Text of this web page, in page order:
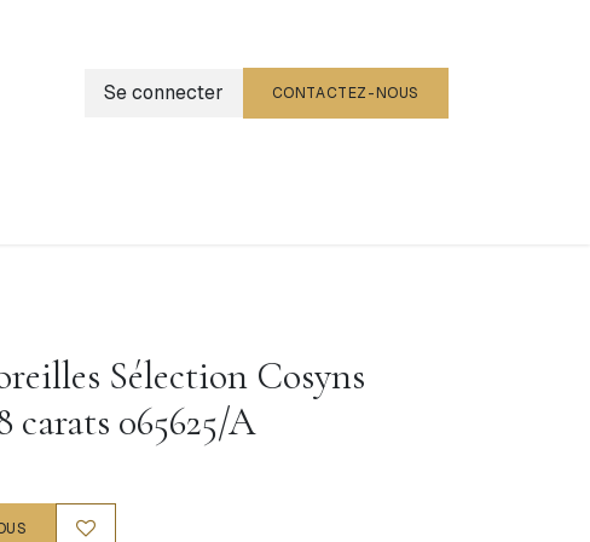
Se connecter CONTACTEZ-NOUS
Sélection Cosyns
carats 065625/A